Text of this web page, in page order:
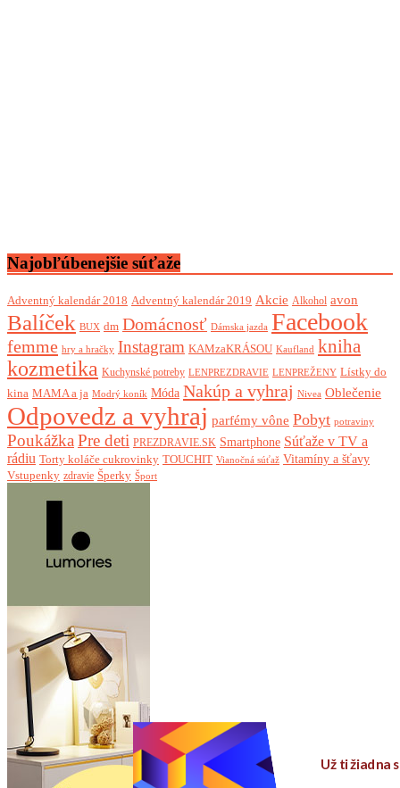
Najobľúbenejšie súťaže
Adventný kalendár 2018 Adventný kalendár 2019 Akcie Alkohol avon
Balíček BUX dm Domácnosť Dámska jazda Facebook
femme hry a hračky Instagram KAMzaKRÁSOU Kaufland kniha
kozmetika Kuchynské potreby LENPREZDRAVIE LENPREŽENY Lístky do
kina MAMA a ja Modrý koník Móda Nakúp a vyhraj Nivea Oblečenie
Odpovedz a vyhraj parfémy vône Pobyt potraviny
Poukážka Pre deti PREZDRAVIE.SK Smartphone Súťaže v TV a
rádiu Torty koláče cukrovinky TOUCHIT Vianočná súťaž Vitamíny a šťavy
Vstupenky zdravie Šperky Šport
Už ti žiadna